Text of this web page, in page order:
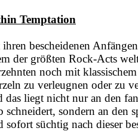
Temptation
ihren bescheidenen
der größten Rock-Acts
noch mit
zu verleugnen oder zu
das liegt nicht nur an den
schneidert, sondern an den
sofort süchtig nach dieser